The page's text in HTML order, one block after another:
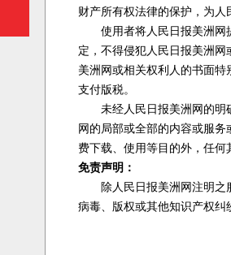
财产所有权法律的保护，为
使用者将人民日报美洲网
定，不得侵犯人民日报美洲
美洲网或相关权利人的书面
支付版税。
未经人民日报美洲网的明
网的局部或全部的内容或服
费下载、使用等目的外，任
免责声明：
除人民日报美洲网注明之
病毒、版权或其他知识产权